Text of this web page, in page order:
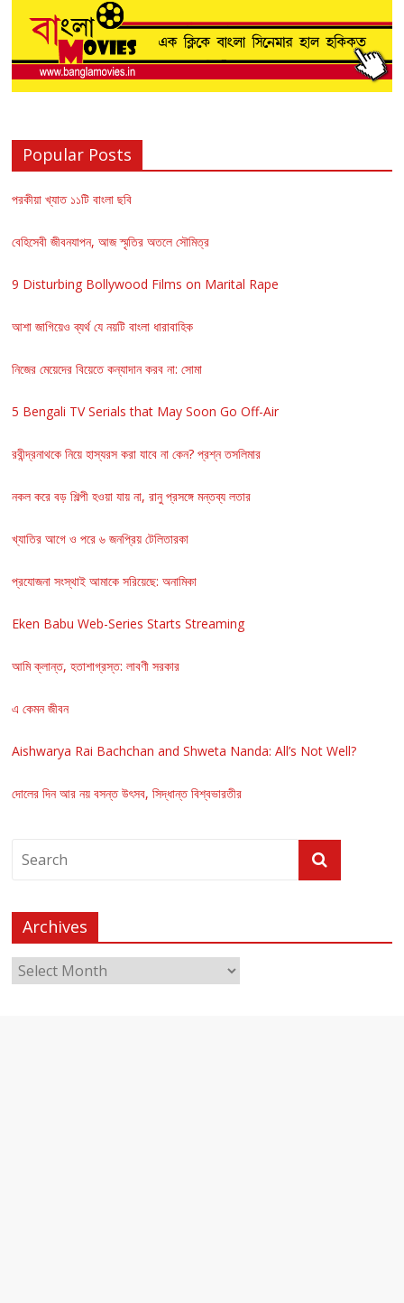
Popular Posts
পরকীয়া খ্যাত ১১টি বাংলা ছবি
বেহিসেবী জীবনযাপন, আজ স্মৃতির অতলে সৌমিত্র
9 Disturbing Bollywood Films on Marital Rape
আশা জাগিয়েও ব্যর্থ যে নয়টি বাংলা ধারাবাহিক
নিজের মেয়েদের বিয়েতে কন্যাদান করব না: সোমা
5 Bengali TV Serials that May Soon Go Off-Air
রবীন্দ্রনাথকে নিয়ে হাস্যরস করা যাবে না কেন? প্রশ্ন তসলিমার
নকল করে বড় শিল্পী হওয়া যায় না, রানু প্রসঙ্গে মন্তব্য লতার
খ্যাতির আগে ও পরে ৬ জনপ্রিয় টেলিতারকা
প্রযোজনা সংস্থাই আমাকে সরিয়েছে: অনামিকা
Eken Babu Web-Series Starts Streaming
আমি ক্লান্ত, হতাশাগ্রস্ত: লাবণী সরকার
এ কেমন জীবন
Aishwarya Rai Bachchan and Shweta Nanda: All’s Not Well?
দোলের দিন আর নয় বসন্ত উৎসব, সিদ্ধান্ত বিশ্বভারতীর
Archives